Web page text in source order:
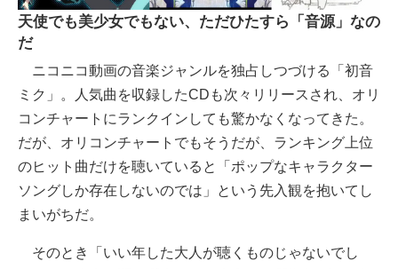
天使でも美少女でもない、ただひたすら「音源」なの
だ
ニコニコ動画の音楽ジャンルを独占しつづける「初音
ミク」。人気曲を収録したCDも次々リリースされ、オリ
コンチャートにランクインしても驚かなくなってきた。
だが、オリコンチャートでもそうだが、ランキング上位
のヒット曲だけを聴いていると「ポップなキャラクター
ソングしか存在しないのでは」という先入観を抱いてし
まいがちだ。
そのとき「いい年した大人が聴くものじゃないでし